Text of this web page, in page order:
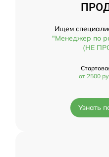
Ищем
"Менеджер по
(НЕ
от 2500
Узнать